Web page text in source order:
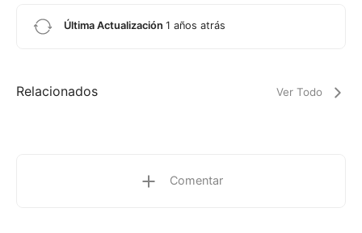
Última Actualización 1 años atrás
Relacionados Ver Todo
Comentar